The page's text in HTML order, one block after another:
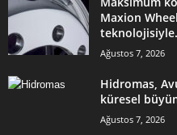
Maxion
Ağustos 7, 2026
Hidromas,
küresel
Ağustos 7, 2026